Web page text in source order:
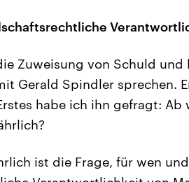
Zuweisung von Schuld
Gerald Spindler sprechen.
habe ich ihn gefragt:
ist die Frage, für wen